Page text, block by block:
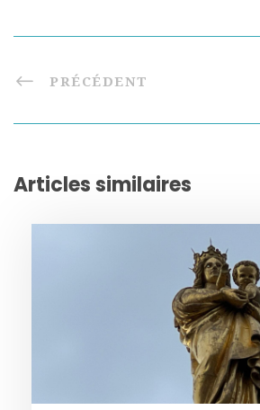
PRÉCÉDENT
Articles similaires